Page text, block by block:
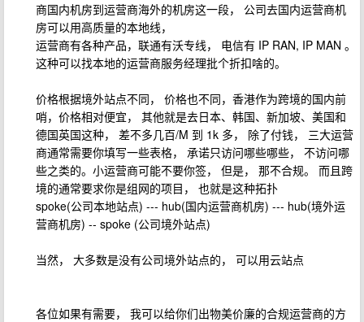
商国内机房到运营商海外的机房这一段， 公司去国内运营商机
房可以用高质量的本地线，
运营商有各种产品，联通有沃专线， 电信有 IP RAN, IP MAN 。
这种可以找本地的运营商服务经理批个折扣啥的。
价格根据境外站点不同， 价格也不同，香港作为跨境的国内前
哨，价格相对便宜， 其他就是去日本、韩国、新加坡、美国和
德国英国这种， 差不多几百/M 到 1k 多， 除了付钱， 三大运营
商通常需要你填写一些表格， 承诺只访问哪些哪些， 不访问哪
些之类的。小运营商可能不要你签， 但是， 那不合规。 而且跨
境的通常要求你是组网的项目， 也就是这种拓扑
spoke(公司本地站点) --- hub(国内运营商机房) --- hub(境外运
营商机房) -- spoke (公司境外站点)
当然， 大多数是没有公司境外站点的， 可以用云站点
各位如果有需要， 我可以给你们出物美价廉的合规运营商的方